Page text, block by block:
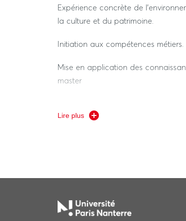
Expérience concrète de
la culture et du patrimoine.
Initiation aux compétences métiers.
Mise en application des
master
savoir être (écoute, dialogue,
Lire plus